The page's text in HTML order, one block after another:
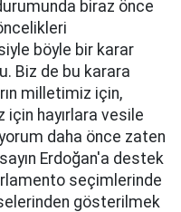
biraz önce
böyle bir karar
Biz de bu karara
milletimiz için,
hayırlara vesile
daha önce zaten
Erdoğan'a destek
seçimlerinde
gösterilmek